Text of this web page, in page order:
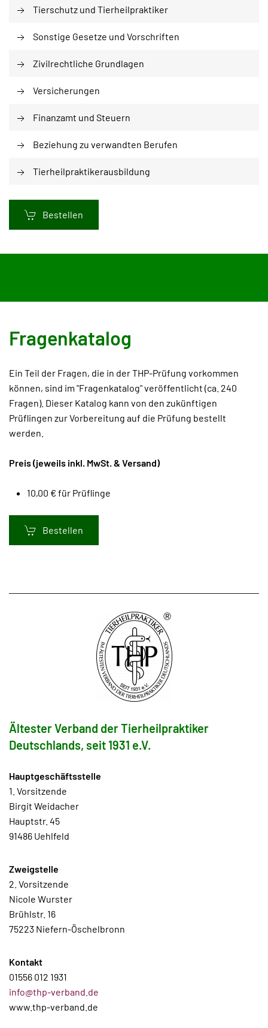
Tierschutz und Tierheilpraktiker
Sonstige Gesetze und Vorschriften
Zivilrechtliche Grundlagen
Versicherungen
Finanzamt und Steuern
Beziehung zu verwandten Berufen
Tierheilpraktikerausbildung
Bestellen
Fragenkatalog
Ein Teil der Fragen, die in der THP-Prüfung vorkommen
können, sind im "Fragenkatalog" veröffentlicht (ca. 240
Fragen). Dieser Katalog kann von den zukünftigen
Prüflingen zur Vorbereitung auf die Prüfung bestellt
werden.
Preis (jeweils inkl. MwSt. & Versand)
10,00 € für Prüflinge
Bestellen
Ältester Verband der Tierheilpraktiker
Deutschlands, seit 1931 e.V.
Hauptgeschäftsstelle
1. Vorsitzende
Birgit Weidacher
Hauptstr. 45
91486 Uehlfeld
Zweigstelle
2. Vorsitzende
Nicole Wurster
Brühlstr. 16
75223 Niefern-Öschelbronn
Kontakt
01556 012 1931
info@thp-verband.de
www.thp-verband.de